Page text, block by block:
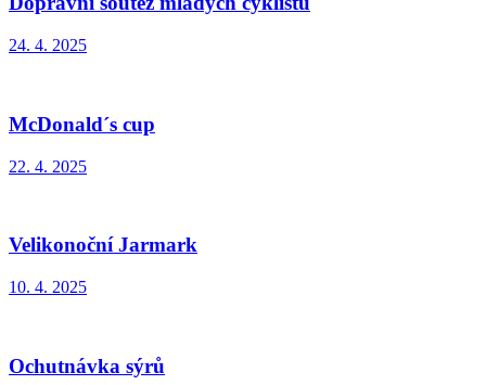
24. 4. 2025
McDonald´s cup
22. 4. 2025
Velikonoční Jarmark
10. 4. 2025
Ochutnávka sýrů